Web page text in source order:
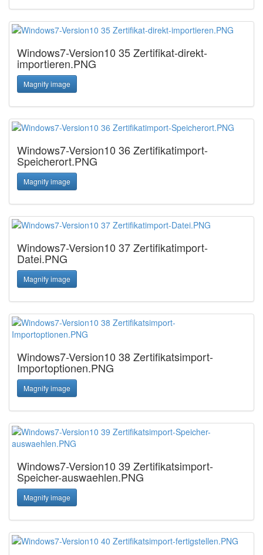
Windows7-Version10 35 Zertifikat-direkt-
importieren.PNG
Magnify image
Windows7-Version10 36 Zertifikatimport-
Speicherort.PNG
Magnify image
Windows7-Version10 37 Zertifikatimport-
Datei.PNG
Magnify image
Windows7-Version10 38 Zertifikatsimport-
Importoptionen.PNG
Magnify image
Windows7-Version10 39 Zertifikatsimport-
Speicher-auswaehlen.PNG
Magnify image